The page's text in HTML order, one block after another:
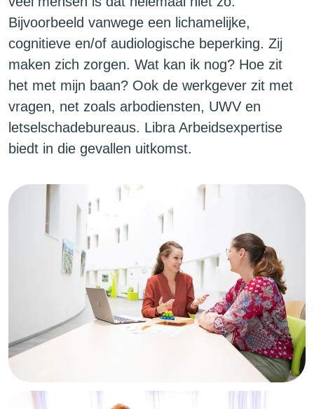
Bijvoorbeeld vanwege een lichamelijke,
cognitieve en/of audiologische beperking. Zij
maken zich zorgen. Wat kan ik nog? Hoe zit
het met mijn baan? Ook de werkgever zit met
vragen, net zoals arbodiensten, UWV en
letselschadebureaus. Libra Arbeidsexpertise
biedt in die gevallen uitkomst.